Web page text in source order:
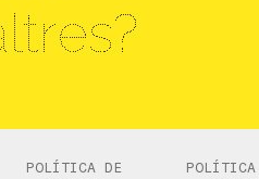
POLÍTICA DE